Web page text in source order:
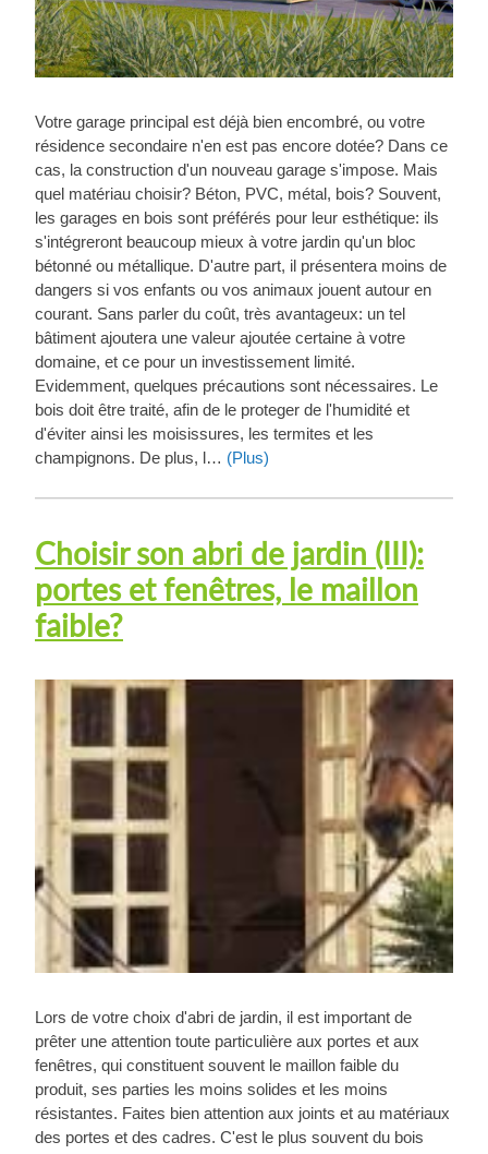
Votre garage principal est déjà bien encombré, ou votre
résidence secondaire n'en est pas encore dotée? Dans ce
cas, la construction d'un nouveau garage s'impose. Mais
quel matériau choisir? Béton, PVC, métal, bois? Souvent,
les garages en bois sont préférés pour leur esthétique: ils
s'intégreront beaucoup mieux à votre jardin qu'un bloc
bétonné ou métallique. D'autre part, il présentera moins de
dangers si vos enfants ou vos animaux jouent autour en
courant. Sans parler du coût, très avantageux: un tel
bâtiment ajoutera une valeur ajoutée certaine à votre
domaine, et ce pour un investissement limité.
Evidemment, quelques précautions sont nécessaires. Le
bois doit être traité, afin de le proteger de l'humidité et
d'éviter ainsi les moisissures, les termites et les
champignons. De plus, l… (Plus)
Choisir son abri de jardin (III):
portes et fenêtres, le maillon
faible?
Lors de votre choix d'abri de jardin, il est important de
prêter une attention toute particulière aux portes et aux
fenêtres, qui constituent souvent le maillon faible du
produit, ses parties les moins solides et les moins
résistantes. Faites bien attention aux joints et au matériaux
des portes et des cadres. C'est le plus souvent du bois